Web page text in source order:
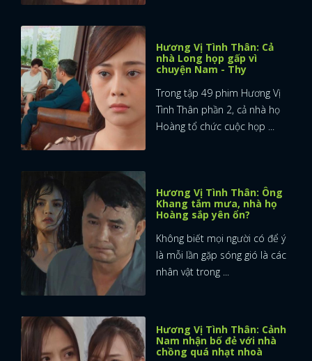
Hương Vị Tình Thân: Cả
nhà Long họp gấp vì
chuyện Nam - Thy
Trong tập 49 phim Hương Vị
Tình Thân phần 2, cả nhà họ
Hoàng tổ chức cuộc họp ...
Hương Vị Tình Thân: Ông
Khang tắm mưa, nhà họ
Hoàng sắp yên ổn?
Không biết mọi người có để ý
là mỗi lần gặp sóng gió là các
nhân vật trong ...
Hương Vị Tình Thân: Cảnh
Nam nhận bố đẻ với nhà
chồng quá nhạt nhoà